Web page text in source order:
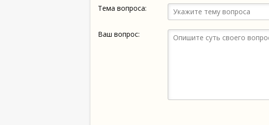
Тема вопроса:
Ваш вопрос: